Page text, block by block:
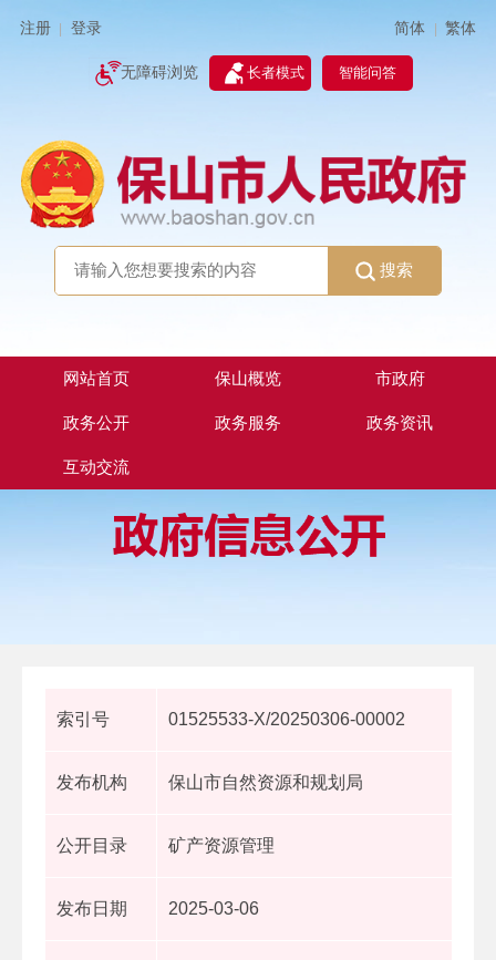
注册 登录 简体 | 繁体
无障碍浏览 长者模式 智能问答
搜索
网站首页 保山概览 市政府
政务公开 政务服务 政务资讯
互动交流
索引号 01525533-X/20250306-00002
发布机构 保山市自然资源和规划局
公开目录 矿产资源管理
发布日期 2025-03-06